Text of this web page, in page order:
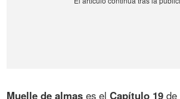
Muelle de almas es elCapítulo 19 de